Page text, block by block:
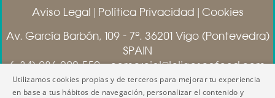
Aviso Legal
Política Privacidad
Cookies
Av. García Barbón, 109 - 7º. 36201 Vigo (Pontevedra)
SPAIN
(+34) 986 292 550 - comercial@loligoseafood.com
www.loligoseafood.com
Utilizamos cookies propias y de terceros para mejorar tu experiencia
en base a tus hábitos de navegación, personalizar el contenido y